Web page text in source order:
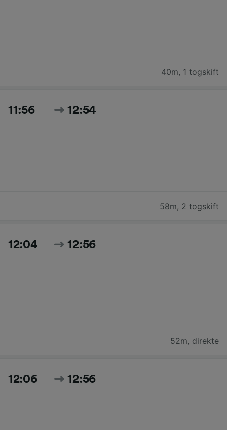
40m, 1 togskift
11:56 12:54
58m, 2 togskift
12:04 12:56
52m, direkte
12:06 12:56